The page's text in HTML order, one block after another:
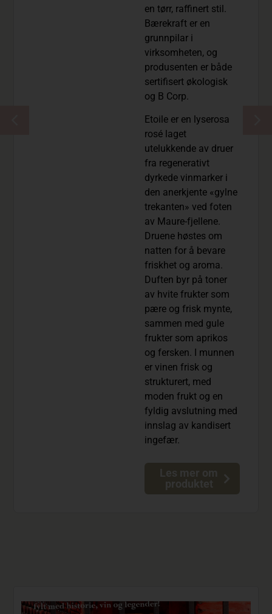
en tørr, raffinert stil.
Bærekraft er en
grunnpilar i
virksomheten, og
produsenten er både
sertifisert økologisk
og B Corp.
Etoile er en lyserosa
rosé laget
utelukkende av druer
fra regenerativt
dyrkede vinmarker i
den anerkjente «gylne
trekanten» ved foten
av Maure-fjellene.
Druene høstes om
natten for å bevare
friskhet og aroma.
Duften byr på toner
av hvite frukter som
pære og frisk mynte,
sammen med gule
frukter som aprikos
og fersken. I munnen
er vinen frisk og
strukturert, med
moden frukt og en
fyldig avslutning med
innslag av kandisert
ingefær.
Les mer om
produktet